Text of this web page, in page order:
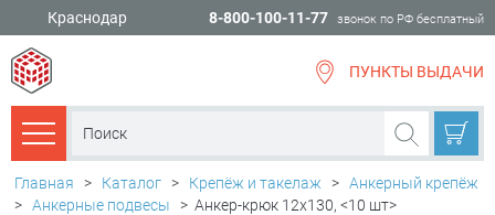
Краснодар 8-800-100-11-77 звонок по РФ бесплатный
ПУНКТЫ ВЫДАЧИ
Каталог товаров
Главная > Каталог > Крепёж и такелаж > Анкерный крепёж
> Анкерные подвесы > Анкер-крюк 12х130, <10 шт>